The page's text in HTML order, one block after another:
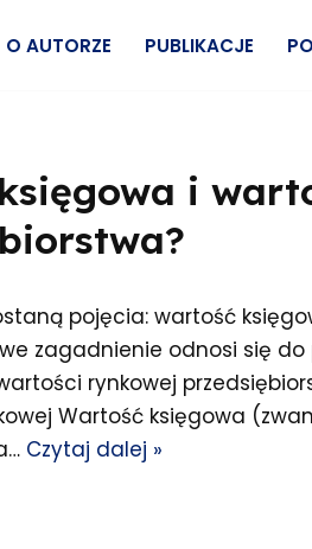
O AUTORZE PUBLIKACJE
i
pojęcia: wartość
zagadnienie odnosi się
rynkowej
Wartość księgowa
Czytaj dalej »